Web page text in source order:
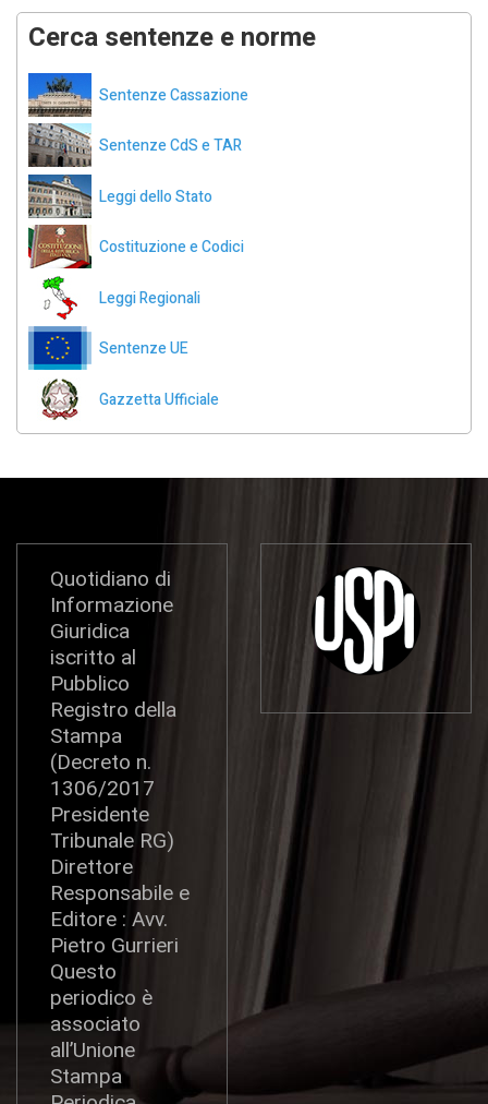
Cerca sentenze e norme
Sentenze Cassazione
Sentenze CdS e TAR
Leggi dello Stato
Costituzione e Codici
Leggi Regionali
Sentenze UE
Gazzetta Ufficiale
Quotidiano di
Informazione
Giuridica
iscritto al
Pubblico
Registro della
Stampa
(Decreto n.
1306/2017
Presidente
Tribunale RG)
Direttore
Responsabile e
Editore : Avv.
Pietro Gurrieri
Questo
periodico è
associato
all’Unione
Stampa